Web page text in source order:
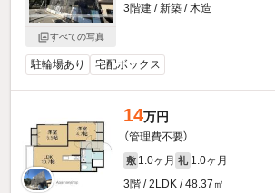
すべての写真
3階建 / 新築 / 木造
駐輪場あり 宅配ボックス
14万円
（管理費不要）
敷 1.0ヶ月 礼 1.0ヶ月
3階 / 2LDK / 48.37㎡